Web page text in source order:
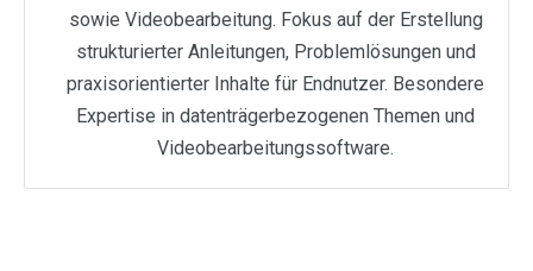
sowie Videobearbeitung. Fokus auf der Erstellung
strukturierter Anleitungen, Problemlösungen und
praxisorientierter Inhalte für Endnutzer. Besondere
Expertise in datenträgerbezogenen Themen und
Videobearbeitungssoftware.